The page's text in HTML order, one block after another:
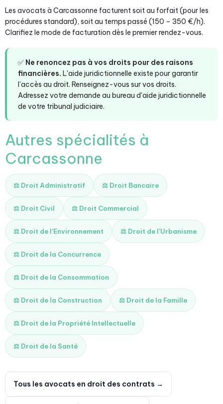
Les avocats à Carcassonne facturent soit au forfait (pour les
procédures standard), soit au temps passé (150 – 350 €/h).
Clarifiez le mode de facturation dès le premier rendez-vous.
✅ Ne renoncez pas à vos droits pour des raisons
financières. L'aide juridictionnelle existe pour garantir
l'accès au droit. Renseignez-vous sur vos droits.
Adressez votre demande au bureau d'aide juridictionnelle
de votre tribunal judiciaire.
Autres spécialités à
Carcassonne
⚖️ Droit Administratif ⚖️ Droit Bancaire
⚖️ Droit Civil ⚖️ Droit Commercial
⚖️ Droit de l'Environnement ⚖️ Droit de l'Urbanisme
⚖️ Droit de la Concurrence
⚖️ Droit de la Consommation
⚖️ Droit de la Construction ⚖️ Droit de la Famille
⚖️ Droit de la Propriété Intellectuelle
⚖️ Droit de la Santé
Tous les avocats en droit des contrats →